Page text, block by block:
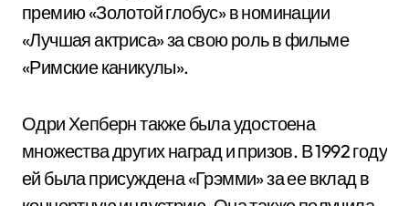
премию «Золотой глобус» в номинации
«Лучшая актриса» за свою роль в фильме
«Римские каникулы».
Одри Хепберн также была удостоена
множества других наград и призов. В 1992 году
ей была присуждена «Грэмми» за ее вклад в